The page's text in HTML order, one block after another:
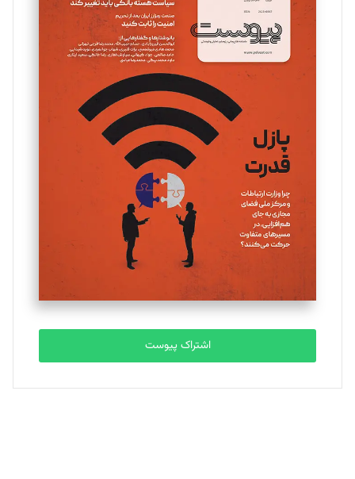
تحریریه
مینا پاکدل
یسنا امان‌پور
تحریریه
ملینا جعفری
تحریریه
مصطفی مسجدی آرانی
تحریریه
بابک نقاش
تحریریه
اشتراک پیوست